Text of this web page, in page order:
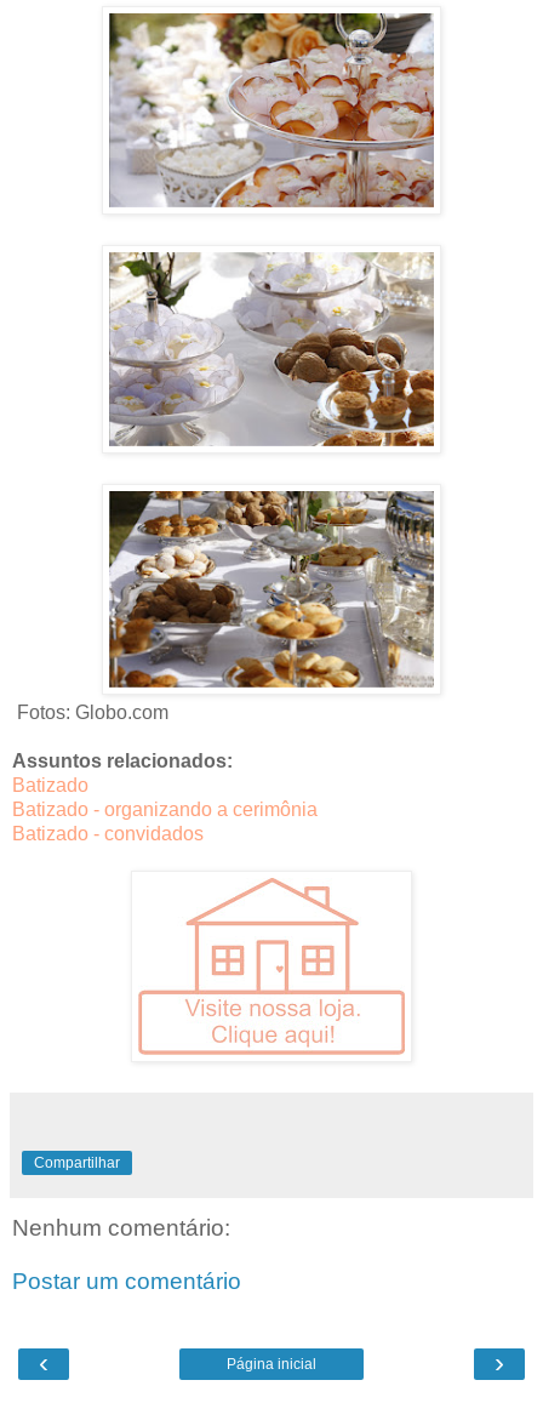
Fotos: Globo.com
Assuntos relacionados:
Batizado
Batizado - organizando a cerimônia
Batizado - convidados
Compartilhar
Nenhum comentário:
Postar um comentário
‹ ›
Página inicial